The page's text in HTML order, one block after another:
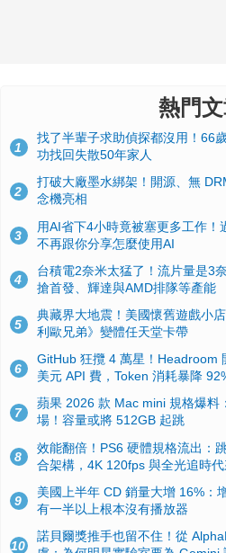
熱門
1
找了半輩子求助偵探都沒用！66
功找回失散50年家人
2
打破大廠墨水綁架！開源、無
念機亮相
3
用AI省下4小時竟被塞更多工作
不再跟你分享怎麼使用AI
4
台積電2奈米太猛了！流片量是3
搶首發、輝達與AMD排隊等產能
5
典藏界大地震！美國懷舊遊戲小
利歐兄弟》變體任天堂卡帶
6
GitHub 狂攬 4 萬星！Headroom
美元 API 費，Token 消耗暴降
7
蘋果 2026 款 Mac mini 規格爆料
場！容量或將 512GB 起跳
8
效能翻倍！PS6 硬體規格流出：
合架構，4K 120fps 與全光追時
9
美國上半年 CD 銷量大增 16%：
有一半以上根本沒有播放器
10
諾貝爾獎推手也留不住！從